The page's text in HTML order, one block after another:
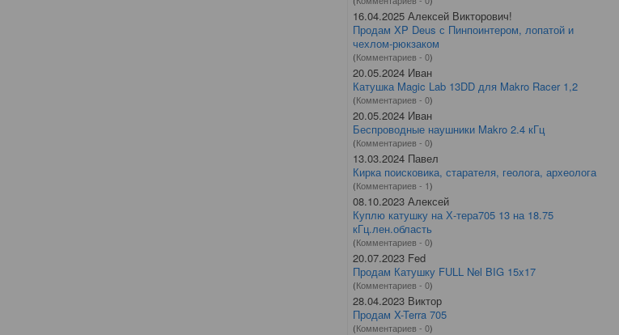
16.04.2025 Алексей Викторович!
Продам XP Deus с Пинпоинтером, лопатой и
чехлом-рюкзаком
(Комментариев - 0)
20.05.2024 Иван
Катушка Magic Lab 13DD для Makro Racer 1,2
(Комментариев - 0)
20.05.2024 Иван
Беспроводные наушники Makro 2.4 кГц
(Комментариев - 0)
13.03.2024 Павел
Кирка поисковика, старателя, геолога, археолога
(Комментариев - 1)
08.10.2023 Алексей
Куплю катушку на Х-тера705 13 на 18.75
кГц.лен.область
(Комментариев - 0)
20.07.2023 Fed
Продам Катушку FULL Nel BIG 15x17
(Комментариев - 0)
28.04.2023 Виктор
Продам X-Terra 705
(Комментариев - 0)